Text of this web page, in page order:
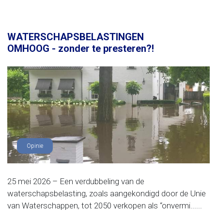
WATERSCHAPSBELASTINGEN
OMHOOG - zonder te presteren?!
Opinie
25 mei 2026 – Een verdubbeling van de
waterschapsbelasting, zoals aangekondigd door de Unie
van Waterschappen, tot 2050 verkopen als “onvermi......